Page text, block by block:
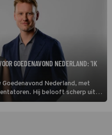
GOEDENAVOND NEDERLAND: 'IK
Nederland, met
Hij belooft scherp uit
best brutaal zijn.’